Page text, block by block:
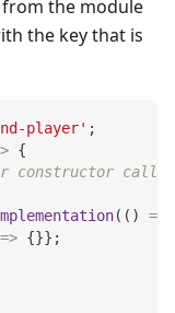
the module
the key that is
player' ;
{
constructor calls:
( ( )
=>
=> {}} ;